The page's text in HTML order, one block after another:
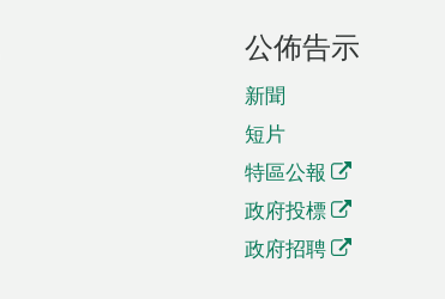
公佈告示
新聞
短片
特區公報
政府投標
政府招聘